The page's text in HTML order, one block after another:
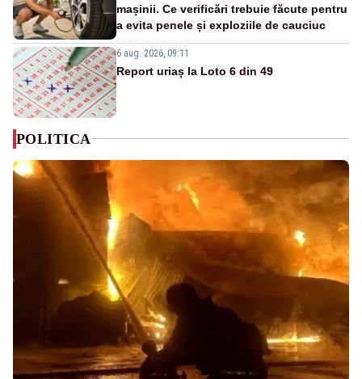
mașinii. Ce verificări trebuie făcute pentru
a evita penele și exploziile de cauciuc
6 aug. 2026, 09:11
Report uriaș la Loto 6 din 49
POLITICA